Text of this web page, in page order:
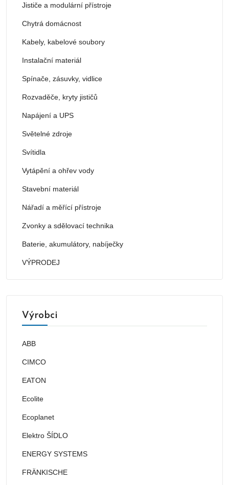
Jističe a modulární přístroje
Chytrá domácnost
Kabely, kabelové soubory
Instalační materiál
Spínače, zásuvky, vidlice
Rozvaděče, kryty jističů
Napájení a UPS
Světelné zdroje
Svítidla
Vytápění a ohřev vody
Stavební materiál
Nářadí a měřící přístroje
Zvonky a sdělovací technika
Baterie, akumulátory, nabíječky
VÝPRODEJ
Výrobci
ABB
CIMCO
EATON
Ecolite
Ecoplanet
Elektro ŠÍDLO
ENERGY SYSTEMS
FRÄNKISCHE